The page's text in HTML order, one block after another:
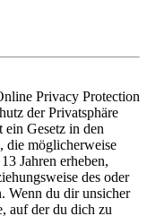
Privacy Protection
der Privatsphäre
Gesetz in den
die möglicherweise
Jahren erheben,
des oder
Wenn du dir unsicher
auf der du dich zu